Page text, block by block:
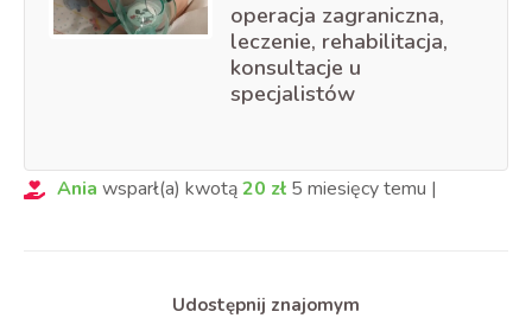
operacja zagraniczna,
leczenie, rehabilitacja,
konsultacje u
specjalistów
Ania wsparł(a) kwotą20 zł 5 miesięcytemu |
Udostępnij znajomym